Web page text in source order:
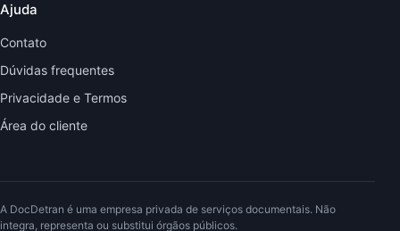
Ajuda
Contato
Dúvidas frequentes
Privacidade e Termos
Área do cliente
A DocDetran é uma empresa privada de serviços documentais. Não
integra, representa ou substitui órgãos públicos.